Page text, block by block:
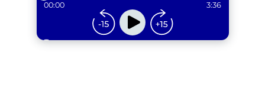
00:00 3:36
...